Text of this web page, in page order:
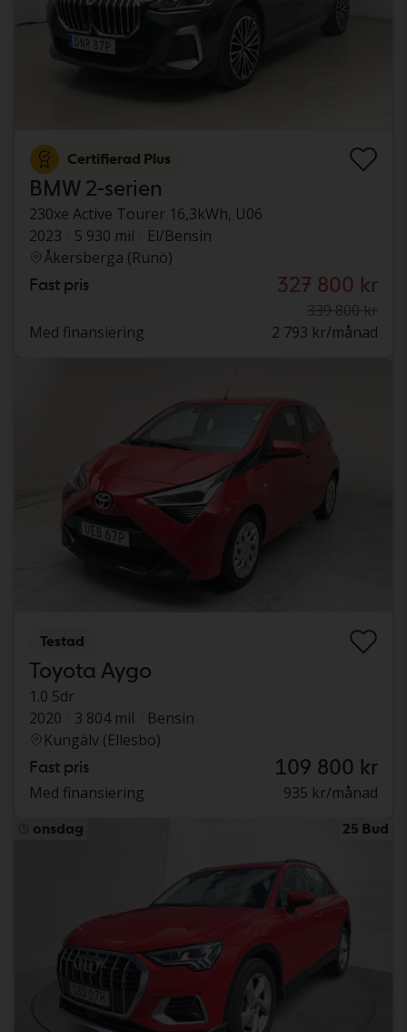
Certifierad Plus
BMW 2-serien
230xe Active Tourer 16,3kWh, U06
2023
5 930 mil
El/Bensin
Åkersberga (Runö)
Fast pris 327 800 kr
339 800 kr
Med finansiering
2 793 kr/månad
Testad
Toyota Aygo
1.0 5dr
2020
3 804 mil
Bensin
Kungälv (Ellesbo)
Fast pris 109 800 kr
Med finansiering 935 kr/månad
onsdag 25 Bud